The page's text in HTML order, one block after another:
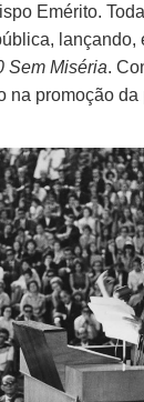
Emérito.
lançando,
Sem Miséria.
na promoção da